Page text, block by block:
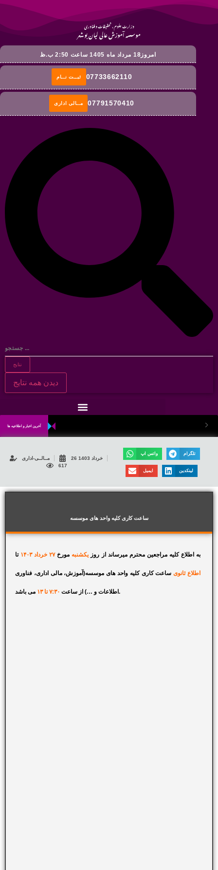
وزارت علوم ، تحقیقات و فناوری
موسسه آموزش عالی لیان بوشهر
امروز18 مرداد ماه 1405 ساعت 2:50 ب.ظ
07733662110 ثبــت نــام
07791570410 مــالی اداری
نتایج
دیدن همه نتایج
آخرین اخبار و اطلاعیه ها
مــالــی-اداری
26 خرداد 1403
617
واتس اپ تلگرام
ایمیل لینکدین
ساعت کاری کلیه واحد های موسسه
به اطلاع کلیه مراجعین محترم میرساند از روز یکشنبه مورخ۲۷ خرداد ۱۴۰۳ تا
اطلاع ثانویساعت کاری کلیه واحد های موسسه(آموزش، مالی اداری، فناوری
اطلاعات و …) از ساعت ۷:۳۰ تا ۱۳ می باشد.